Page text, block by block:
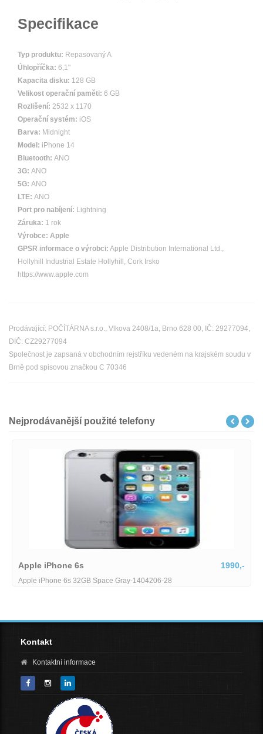
Specifikace
Typ produktu: Repasovaný A
Úhlopříčka: 6,1"
Kapacita disku: 128 GB
Velikost operační paměti: 6 GB
Rozlišení: 2532 x 1170
Operační systém: iOS
Barva: Midnight
Model: iPhone 14
Bluetooth: ANO
3G: ANO
5G: ANO
LTE: ANO
Port pro nabíjení: Lightning
Záruka: 1 rok
Výrobce: Apple
GPSR informace o výrobci: Apple Distribution International Ltd.,
Hollyhill Industrial Estate Hollyhill, Cork Irsko
https://www.apple.com
Prodávající: POČÍTÁRNA s.r.o., Vlkova 2408/1a, Brno 628 00, IČ: 29277094,
DIČ: CZ29277094
Společnost je zapsaná v obchodním rejstříku vedeném na krajském soudu v
Brně pod spisovou značkou C 70346
Nejprodávanější použité telefony
1990,- Apple iPhone SE
Apple iPhone SE (2022) 64GB Midnight-1691779-28
Kontakt
Kontaktní informace